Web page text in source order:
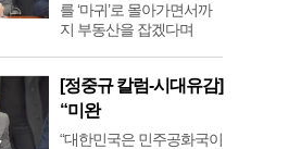
를 ‘마귀’로 몰아가면서까
지 부동산을 잡겠다며
[정중규 칼럼-시대유감]
“미완
“대한민국은 민주공화국이